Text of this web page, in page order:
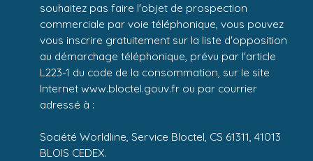
souhaitez pas faire l'objet de prospection
commerciale par voie téléphonique, vous pouvez
vous inscrire gratuitement sur la liste d'opposition
au démarchage téléphonique, prévu par l'article
L223-1 du code de la consommation, sur le site
Internet www.bloctel.gouv.fr ou par courrier
adressé à :
Société Worldline, Service Bloctel, CS 61311, 41013
BLOIS CEDEX.